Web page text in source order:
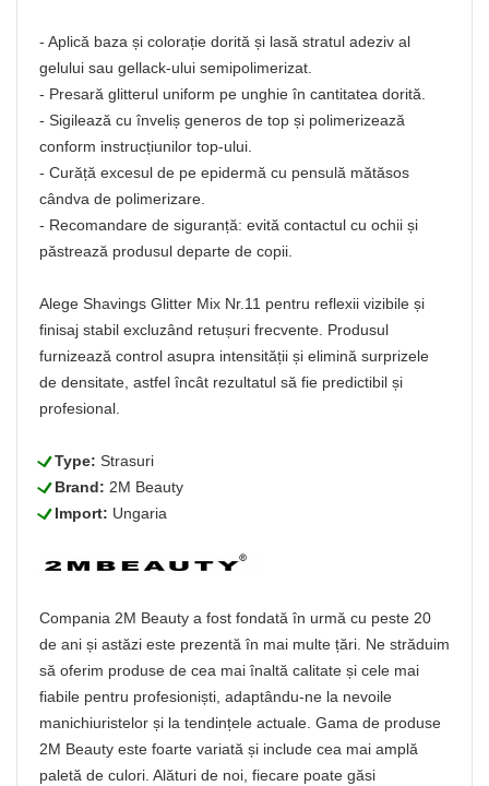
- Aplică baza și colorație dorită și lasă stratul adeziv al
gelului sau gellack-ului semipolimerizat.
- Presară glitterul uniform pe unghie în cantitatea dorită.
- Sigilează cu înveliș generos de top și polimerizează
conform instrucțiunilor top-ului.
- Curăță excesul de pe epidermă cu pensulă mătăsos
cândva de polimerizare.
- Recomandare de siguranță: evită contactul cu ochii și
păstrează produsul departe de copii.
Alege Shavings Glitter Mix Nr.11 pentru reflexii vizibile și
finisaj stabil excluzând retușuri frecvente. Produsul
furnizează control asupra intensității și elimină surprizele
de densitate, astfel încât rezultatul să fie predictibil și
profesional.
LType: Strasuri
LBrand: 2M Beauty
LImport: Ungaria
Compania 2M Beauty a fost fondată în urmă cu peste 20
de ani și astăzi este prezentă în mai multe țări. Ne străduim
să oferim produse de cea mai înaltă calitate și cele mai
fiabile pentru profesioniști, adaptându-ne la nevoile
manichiuristelor și la tendințele actuale. Gama de produse
2M Beauty este foarte variată și include cea mai amplă
paletă de culori. Alături de noi, fiecare poate găsi